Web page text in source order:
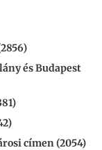
és Budapest
címen (2054)